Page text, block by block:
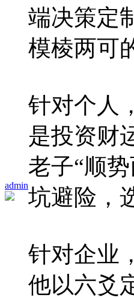
admin
端决策定
模棱两可
针对个人
是投资财
老子“顺
坑避险，
针对企业
他以六爻